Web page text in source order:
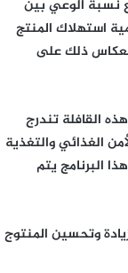
نسبة الوعي بين
استهلاك المنتج
ذلك على
القافلة تندرج
الغذائي والتغذية
البرنامج يتم
وتحسين المنتوج